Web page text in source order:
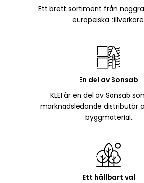
Ett brett sortiment från
europeiska tillverkare.
En del av Sonsab
KLEI är en del av Sonsab
marknadsledande distributör
byggmaterial.
Ett hållbart val